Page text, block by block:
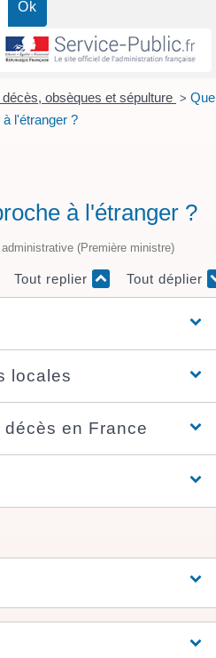
obsèques et sépulture > Que
l'étranger ?
à l'étranger ?
(Première ministre)
Tout replier Tout déplier
locales
en France